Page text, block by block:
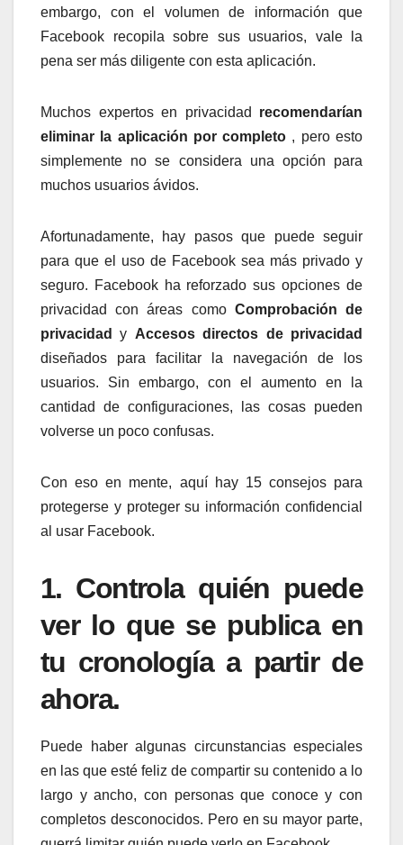
embargo, con el volumen de información que
Facebook recopila sobre sus usuarios, vale la
pena ser más diligente con esta aplicación.
Muchos expertos en privacidad recomendarían
eliminar la aplicación por completo , pero esto
simplemente no se considera una opción para
muchos usuarios ávidos.
Afortunadamente, hay pasos que puede seguir
para que el uso de Facebook sea más privado y
seguro. Facebook ha reforzado sus opciones de
privacidad con áreas como Comprobación de
privacidad
y Accesos directos de privacidad
diseñados para facilitar la navegación de los
usuarios. Sin embargo, con el aumento en la
cantidad de configuraciones, las cosas pueden
volverse un poco confusas.
Con eso en mente, aquí hay 15 consejos para
protegerse y proteger su información confidencial
al usar Facebook.
1. Controla quién puede
ver lo que se publica en
tu cronología a partir de
ahora.
Puede haber algunas circunstancias especiales
en las que esté feliz de compartir su contenido a lo
largo y ancho, con personas que conoce y con
completos desconocidos. Pero en su mayor parte,